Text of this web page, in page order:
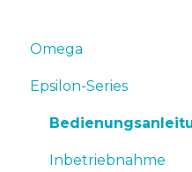
Omega
Epsilon-Series
Inbetriebnahme